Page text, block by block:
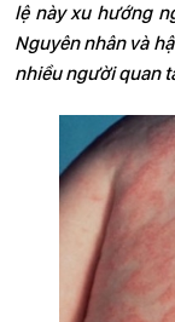
lệ này xu hướng
Nguyên nhân và
nhiều người quan